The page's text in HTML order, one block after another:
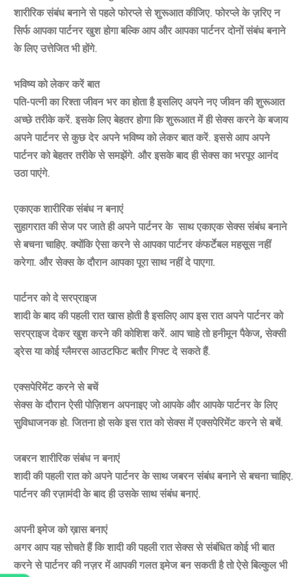
शारीरिक संबंध बनाने से पहले फोरप्ले से शुरूआत कीजिए. फोरप्ले के ज़रिए न
सिर्फ आपका पार्टनर खुश होगा बल्कि आप और आपका पार्टनर दोनों संबंध बनाने
के लिए उत्तेजित भी होंगे.
भविष्य को लेकर करें बात
पति-पत्नी का रिश्ता जीवन भर का होता है इसलिए अपने नए जीवन की शुरूआत
अच्छे तरीके करें. इसके लिए बेहतर होगा कि शुरूआत में ही सेक्स करने के बजाय
अपने पार्टनर से कुछ देर अपने भविष्य को लेकर बात करें. इससे आप अपने
पार्टनर को बेहतर तरीके से समझेंगे. और इसके बाद ही सेक्स का भरपूर आनंद
उठा पाएंगे.
एकाएक शारीरिक संबंध न बनाएं
सुहागरात की सेज पर जाते ही अपने पार्टनर के साथ एकाएक सेक्स संबंध बनाने
से बचना चाहिए. क्योंकि ऐसा करने से आपका पार्टनर कंफर्टेबल महसूस नहीं
करेगा. और सेक्स के दौरान आपका पूरा साथ नहीं दे पाएगा.
पार्टनर को दे सरप्राइज
शादी के बाद की पहली रात खास होती है इसलिए आप इस रात अपने पार्टनर को
सरप्राइज देकर खुश करने की कोशिश करें. आप चाहे तो हनीमून पैकेज, सेक्सी
ड्रेस या कोई ग्लैमरस आउटफिट बतौर गिफ्ट दे सकते हैं.
एक्सपेरिमेंट करने से बचें
सेक्स के दौरान ऐसी पोज़िशन अपनाइए जो आपके और आपके पार्टनर के लिए
सुविधाजनक हो. जितना हो सके इस रात को सेक्स में एक्सपेरिमेंट करने से बचें.
जबरन शारीरिक संबंध न बनाएं
शादी की पहली रात को अपने पार्टनर के साथ जबरन संबंध बनाने से बचना चाहिए.
पार्टनर की रज़ामंदी के बाद ही उसके साथ संबंध बनाएं.
अपनी इमेज को ख़ास बनाएं
अगर आप यह सोचते हैं कि शादी की पहली रात सेक्स से संबंधित कोई भी बात
करने से पार्टनर की नज़र में आपकी गलत इमेज बन सकती है तो ऐसे बिल्कुल भी